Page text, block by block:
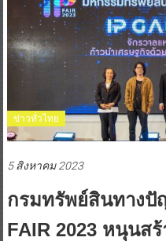
ข่าวทั่วไทย
5 สิงหาคม 2023
กรมทรัพย์สินทางปั
FAIR 2023 หนุนส